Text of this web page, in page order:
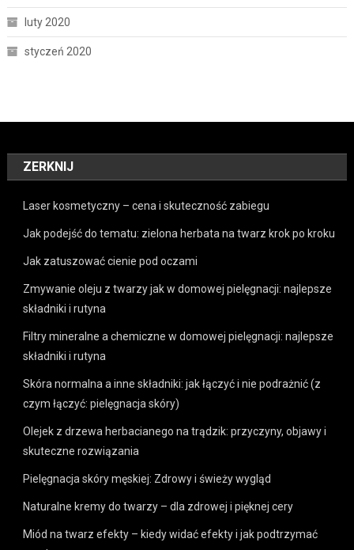
luty 2020
styczeń 2020
ZERKNIJ
Laser kosmetyczny – cena i skuteczność zabiegu
Jak podejść do tematu: zielona herbata na twarz krok po kroku
Jak zatuszować cienie pod oczami
Zmywanie oleju z twarzy jak w domowej pielęgnacji: najlepsze
składniki i rutyna
Filtry mineralne a chemiczne w domowej pielęgnacji: najlepsze
składniki i rutyna
Skóra normalna a inne składniki: jak łączyć i nie podrażnić (z
czym łączyć: pielęgnacja skóry)
Olejek z drzewa herbacianego na trądzik: przyczyny, objawy i
skuteczne rozwiązania
Pielęgnacja skóry męskiej: Zdrowy i świeży wygląd
Naturalne kremy do twarzy – dla zdrowej i pięknej cery
Miód na twarz efekty – kiedy widać efekty i jak podtrzymać